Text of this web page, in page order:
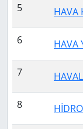
5 HAVA
6 HAVA
7
8